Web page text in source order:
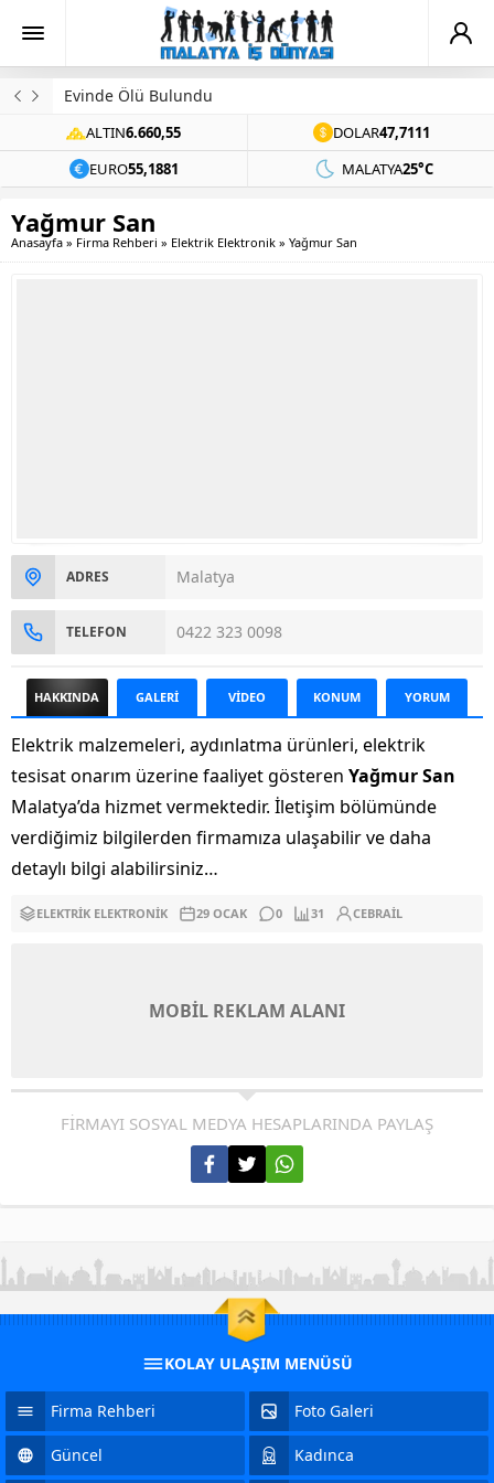
Evinde Ölü Bulundu
ALTIN6.660,55 DOLAR47,7111
EURO55,1881 MALATYA25°C
Yağmur San
Anasayfa » Firma Rehberi » Elektrik Elektronik » Yağmur San
ADRES Malatya
TELEFON 0422 323 0098
HAKKINDA GALERİ VİDEO KONUM YORUM
Elektrik malzemeleri, aydınlatma ürünleri, elektrik
tesisat onarım üzerine faaliyet gösteren Yağmur San
Malatya’da hizmet vermektedir. İletişim bölümünde
verdiğimiz bilgilerden firmamıza ulaşabilir ve daha
detaylı bilgi alabilirsiniz…
ELEKTRIK ELEKTRONIK 29 OCAK 0 31 CEBRAIL
MOBİL REKLAM ALANI
FİRMAYI SOSYAL MEDYA HESAPLARINDA PAYLAŞ
KOLAY ULAŞIM MENÜSÜ
Firma Rehberi Foto Galeri
Güncel Kadınca